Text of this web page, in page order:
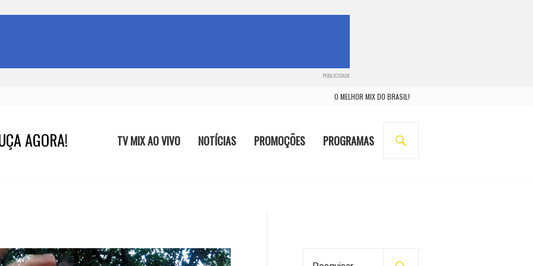
PUBLICIDADE
O MELHOR MIX DO BRASIL!
AGORA! TV MIX AO VIVO NOTÍCIAS PROMOÇÕES PROGRAMAS